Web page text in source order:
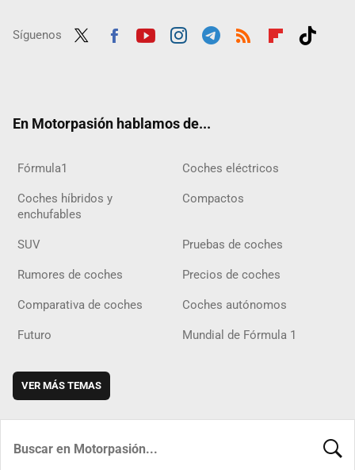
Síguenos
En Motorpasión hablamos de...
Fórmula1 Coches eléctricos
Coches híbridos y
enchufables
Compactos
SUV Pruebas de coches
Rumores de coches Precios de coches
Comparativa de coches Coches autónomos
Futuro Mundial de Fórmula 1
VER MÁS TEMAS